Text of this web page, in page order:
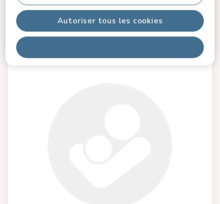
Autoriser tous les cookies
0,00 €
0,00 €
Prix de référence
Épuisé